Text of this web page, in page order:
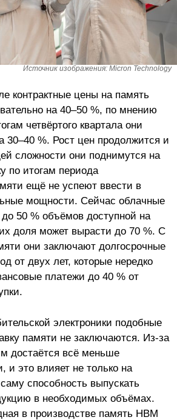
Источник изображения: Micron Technology
контрактные цены на память
на 40–50 %, по мнению
четвёртого квартала они
30–40 %. Рост цен продолжится и
сложности они поднимутся на
по итогам периода
ещё не успеют ввести в
мощности. Сейчас облачные
50 % объёмов доступной на
доля может вырасти до 70 %. С
они заключают долгосрочные
от двух лет, которые нередко
платежи до 40 % от
электроники подобные
памяти не заключаются. Из-за
достаётся всё меньше
и это влияет не только на
способность выпускать
в необходимых объёмах.
в производстве память HBM